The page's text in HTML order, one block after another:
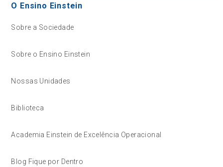
O Ensino Einstein
Sobre a Sociedade
Sobre o Ensino Einstein
Nossas Unidades
Biblioteca
Academia Einstein de Excelência Operacional
Blog Fique por Dentro